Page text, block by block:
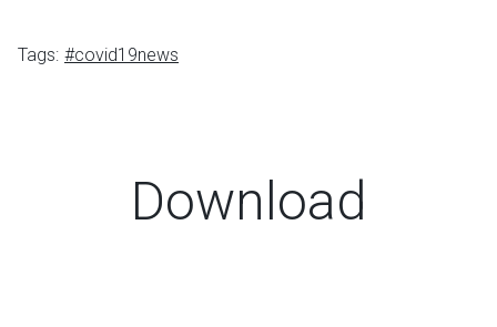
Tags: #covid19news
Download